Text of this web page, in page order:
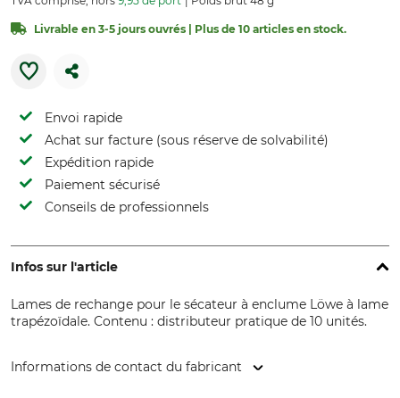
Livrable en 3-5 jours ouvrés | Plus de 10 articles en stock.
Envoi rapide
Achat sur facture (sous réserve de solvabilité)
Expédition rapide
Paiement sécurisé
Conseils de professionnels
Infos sur l'article
Lames de rechange pour le sécateur à enclume Löwe à lame
trapézoïdale. Contenu : distributeur pratique de 10 unités.
Informations de contact du fabricant